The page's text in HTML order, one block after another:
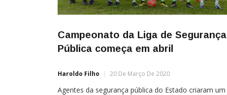
Campeonato da Liga de Segurança
Pública começa em abril
Haroldo Filho 20 De Março De 2020
Agentes da segurança pública do Estado criaram um